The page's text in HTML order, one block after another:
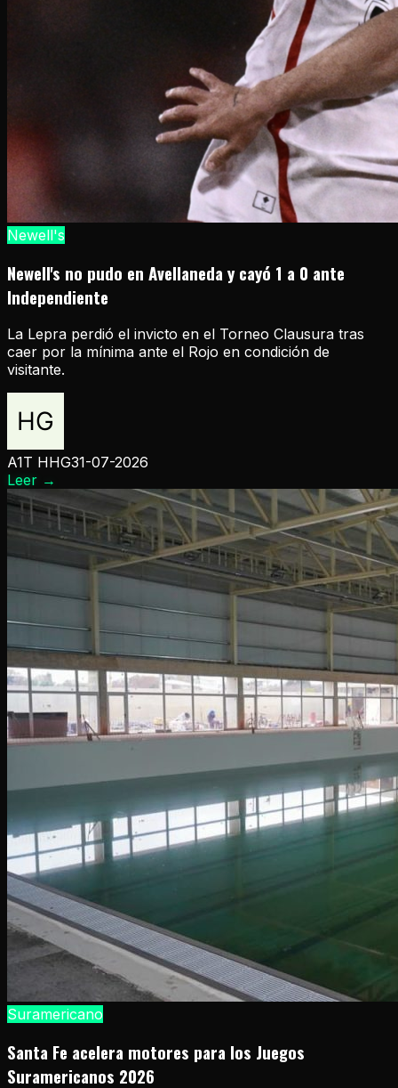
Newell's
Newell's no pudo en Avellaneda y cayó 1 a 0 ante
Independiente
La Lepra perdió el invicto en el Torneo Clausura tras
caer por la mínima ante el Rojo en condición de
visitante.
A1T HHG31-07-2026
Leer →
Suramericano
Santa Fe acelera motores para los Juegos
Suramericanos 2026